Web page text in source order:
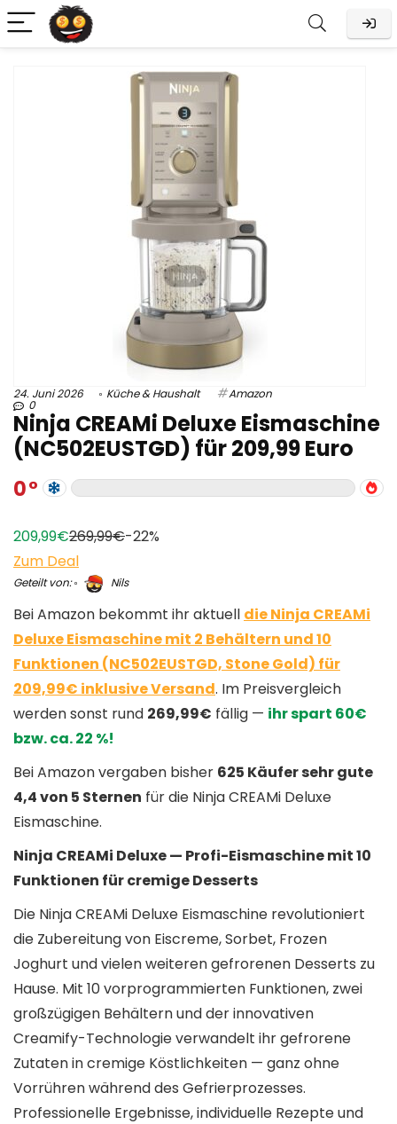
24. Juni 2026 Küche & Haushalt Amazon
0
Ninja CREAMi Deluxe Eismaschine
(NC502EUSTGD) für 209,99 Euro
0
209,99€269,99€-22%
Zum Deal
Geteilt von: Nils
Bei Amazon bekommt ihr aktuell die Ninja CREAMi
Deluxe Eismaschine mit 2 Behältern und 10
Funktionen (NC502EUSTGD, Stone Gold) für
209,99€ inklusive Versand. Im Preisvergleich
werden sonst rund 269,99€ fällig — ihr spart 60€
bzw. ca. 22 %!
Bei Amazon vergaben bisher 625 Käufer sehr gute
4,4 von 5 Sternen für die Ninja CREAMi Deluxe
Eismaschine.
Ninja CREAMi Deluxe — Profi-Eismaschine mit 10
Funktionen für cremige Desserts
Die Ninja CREAMi Deluxe Eismaschine revolutioniert
die Zubereitung von Eiscreme, Sorbet, Frozen
Joghurt und vielen weiteren gefrorenen Desserts zu
Hause. Mit 10 vorprogrammierten Funktionen, zwei
großzügigen Behältern und der innovativen
Creamify-Technologie verwandelt ihr gefrorene
Zutaten in cremige Köstlichkeiten — ganz ohne
Vorrühren während des Gefrierprozesses.
Professionelle Ergebnisse, individuelle Rezepte und